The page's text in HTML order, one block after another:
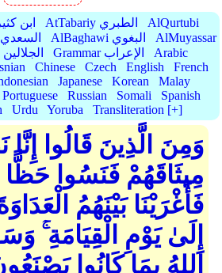
IbnKathir ابن كثير AtTabariy الطبري
AlQurtubi
AsSaadiyy السعدي AlBaghawi البغوي
AlMuyassar
AlJalalain الجلالين Grammar الإعراب
Arabic
Chinese Czech English
French
Japanese Korean
Malay
Portuguese Russian Somali
Spanish
Urdu Yoruba Transliteration [+]
وَمِنَ الَّذِينَ قَالُوا
مِيثَاقَهُمْ فَنَسُوا حَظًّا
فَأَغْرَيْنَا بَيْنَهُمُ
إِلَىٰ يَوْمِ الْقِيَامَةِ
اللهُ بِمَا كَانُوا